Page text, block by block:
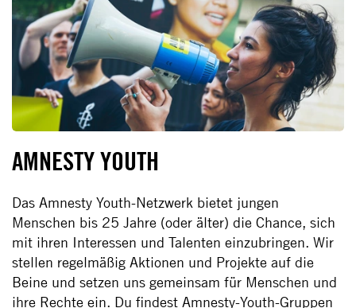
AMNESTY YOUTH
Das Amnesty Youth-Netzwerk bietet jungen
Menschen bis 25 Jahre (oder älter) die Chance, sich
mit ihren Interessen und Talenten einzubringen. Wir
stellen regelmäßig Aktionen und Projekte auf die
Beine und setzen uns gemeinsam für Menschen und
ihre Rechte ein. Du findest Amnesty-Youth-Gruppen